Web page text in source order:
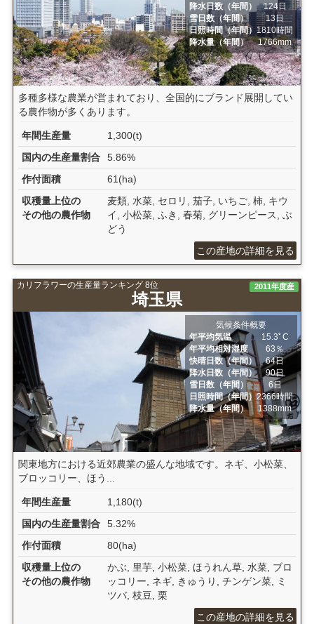
降水日数（年間）
124日
雪日数（年間）
13日
日照時間（年間）1810時間
降水量（年間）
1766mm
多種多様な農業が営まれており、全国的にブランド展開してい
る農作物が多くあります。
年間生産量
1,300(t)
国内の生産量割合
5.86%
作付面積
61(ha)
収穫量上位の
その他の農作物
麦類, 水菜, セロリ, 茄子, いちご, 柿, キウ
イ, 小松菜, ふき, 春菊, グリーンピース, ぶ
どう
この産地の詳細を見る
カリフラワーの生産量ランキング 8位
埼玉県
2011年度産
気候条件概要
年平均気温
15.3ﾟC
年平均相対湿度
63％
快晴日数（年間）
64日
降水日数（年間）
90日
雪日数（年間）
6日
日照時間（年間）2366時間
降水量（年間）
1388mm
関東地方における近郊農業の盛んな地域です。ネギ、小松菜、
ブロッコリー、ほう...
年間生産量
1,180(t)
国内の生産量割合
5.32%
作付面積
80(ha)
収穫量上位の
その他の農作物
かぶ, 里芋, 小松菜, ほうれん草, 水菜, ブロ
ッコリー, ネギ, きゅうり, チンゲン菜, ミ
ツバ, 枝豆, 栗
この産地の詳細を見る